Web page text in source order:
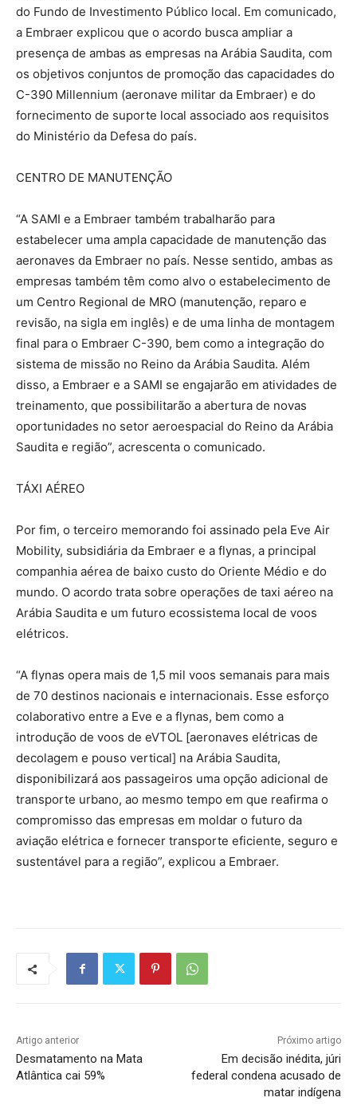
do Fundo de Investimento Público local. Em comunicado,
a Embraer explicou que o acordo busca ampliar a
presença de ambas as empresas na Arábia Saudita, com
os objetivos conjuntos de promoção das capacidades do
C-390 Millennium (aeronave militar da Embraer) e do
fornecimento de suporte local associado aos requisitos
do Ministério da Defesa do país.
CENTRO DE MANUTENÇÃO
“A SAMI e a Embraer também trabalharão para
estabelecer uma ampla capacidade de manutenção das
aeronaves da Embraer no país. Nesse sentido, ambas as
empresas também têm como alvo o estabelecimento de
um Centro Regional de MRO (manutenção, reparo e
revisão, na sigla em inglês) e de uma linha de montagem
final para o Embraer C-390, bem como a integração do
sistema de missão no Reino da Arábia Saudita. Além
disso, a Embraer e a SAMI se engajarão em atividades de
treinamento, que possibilitarão a abertura de novas
oportunidades no setor aeroespacial do Reino da Arábia
Saudita e região”, acrescenta o comunicado.
TÁXI AÉREO
Por fim, o terceiro memorando foi assinado pela Eve Air
Mobility, subsidiária da Embraer e a flynas, a principal
companhia aérea de baixo custo do Oriente Médio e do
mundo. O acordo trata sobre operações de taxi aéreo na
Arábia Saudita e um futuro ecossistema local de voos
elétricos.
“A flynas opera mais de 1,5 mil voos semanais para mais
de 70 destinos nacionais e internacionais. Esse esforço
colaborativo entre a Eve e a flynas, bem como a
introdução de voos de eVTOL [aeronaves elétricas de
decolagem e pouso vertical] na Arábia Saudita,
disponibilizará aos passageiros uma opção adicional de
transporte urbano, ao mesmo tempo em que reafirma o
compromisso das empresas em moldar o futuro da
aviação elétrica e fornecer transporte eficiente, seguro e
sustentável para a região”, explicou a Embraer.
Artigo anterior
Desmatamento na Mata
Atlântica cai 59%
Próximo artigo
Em decisão inédita, júri
federal condena acusado de
matar indígena